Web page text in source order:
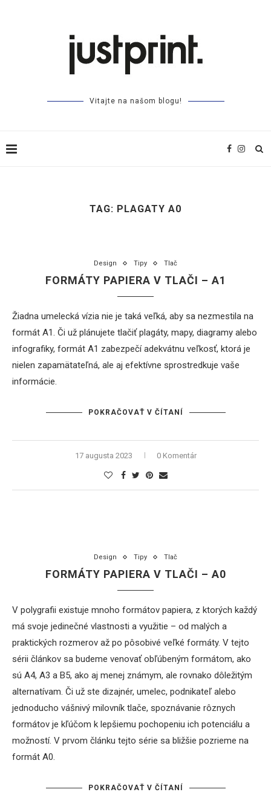
Vitajte na našom blogu!
TAG: PLAGATY A0
Design Tipy Tlač
FORMÁTY PAPIERA V TLAČI – A1
Žiadna umelecká vízia nie je taká veľká, aby sa nezmestila na
formát A1. Či už plánujete tlačiť plagáty, mapy, diagramy alebo
infografiky, formát A1 zabezpečí adekvátnu veľkosť, ktorá je
nielen zapamätateľná, ale aj efektívne sprostredkuje vaše
informácie.
POKRAČOVAŤ V ČÍTANÍ
17 augusta 2023 0 Komentár
Design Tipy Tlač
FORMÁTY PAPIERA V TLAČI – A0
V polygrafii existuje mnoho formátov papiera, z ktorých každý
má svoje jedinečné vlastnosti a využitie – od malých a
praktických rozmerov až po pôsobivé veľké formáty. V tejto
sérii článkov sa budeme venovať obľúbeným formátom, ako
sú A4, A3 a B5, ako aj menej známym, ale rovnako dôležitým
alternatívam. Či už ste dizajnér, umelec, podnikateľ alebo
jednoducho vášnivý milovník tlače, spoznávanie rôznych
formátov je kľúčom k lepšiemu pochopeniu ich potenciálu a
možností. V prvom článku tejto série sa bližšie pozrieme na
formát A0.
POKRAČOVAŤ V ČÍTANÍ